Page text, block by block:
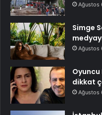
Ağustos
Simge
Ağustos
Oyuncu
dikkat
Ağustos